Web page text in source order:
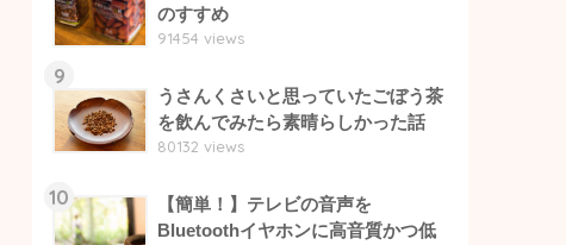
のすすめ
91454 views
9
うさんくさいと思っていたごぼう茶
を飲んでみたら素晴らしかった話
80132 views
10
【簡単！】テレビの音声を
Bluetoothイヤホンに高音質かつ低